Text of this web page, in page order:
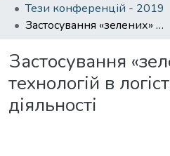
Тези конференцій - 2019
Застосування «зелених» технологій в логістичній діяльності
Застосування
технологій в
діяльності